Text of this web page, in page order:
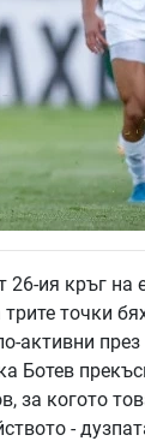
26-ия кръг
точки
активни
Ботев
за когото
-